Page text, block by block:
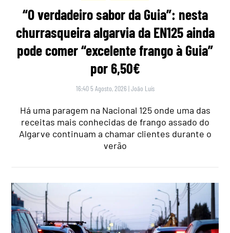
“O verdadeiro sabor da Guia”: nesta
churrasqueira algarvia da EN125 ainda
pode comer “excelente frango à Guia”
por 6,50€
16:40 5 Agosto, 2026 |João Luís
Há uma paragem na Nacional 125 onde uma das
receitas mais conhecidas de frango assado do
Algarve continuam a chamar clientes durante o
verão